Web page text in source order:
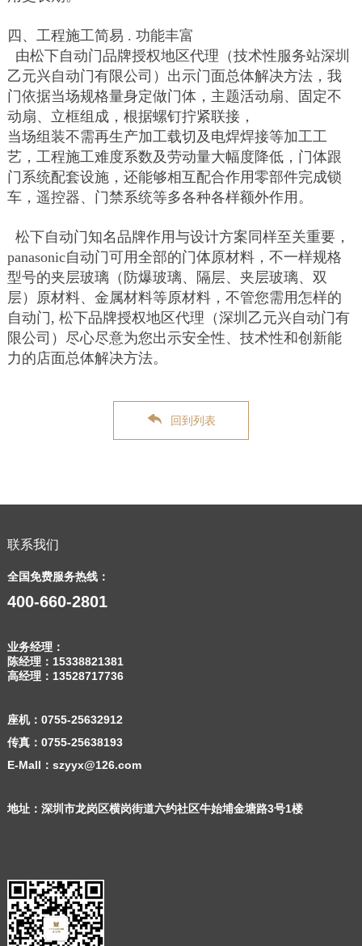
四、工程施工简易 . 功能丰富
由松下自动门品牌授权地区代理（技术性服务站深圳
乙元兴自动门有限公司）出示门面总体解决方法，我
门依据当场规格量身定做门体，主题活动扇、固定不
动扇、立框组成，根据螺钉拧紧联接，
当场组装不需再生产加工载切及电焊焊接等加工工
艺，工程施工难度系数及劳动量大幅度降低，门体跟
门系统配套设施，还能够相互配合作用零部件完成锁
车，遥控器、门禁系统等多各种各样额外作用。
松下自动门知名品牌作用与设计方案同样至关重要，
panasonic自动门可用全部的门体原材料，不一样规格
型号的夹层玻璃（防爆玻璃、隔层、夹层玻璃、双
层）原材料、金属材料等原材料，不管您需用怎样的
自动门, 松下品牌授权地区代理（深圳乙元兴自动门有
限公司）尽心尽意为您出示安全性、技术性和创新能
力的店面总体解决方法。
回到列表
联系我们
全国免费服务热线：
400-660-2801
业务经理：
陈经理： 15338821381
高经理： 13528717736
座机： 0755-25632912
传真：0755-25638193
E-Mall：szyyx@126.com
地址：深圳市龙岗区横岗街道六约社区牛始埔金塘路3号1楼